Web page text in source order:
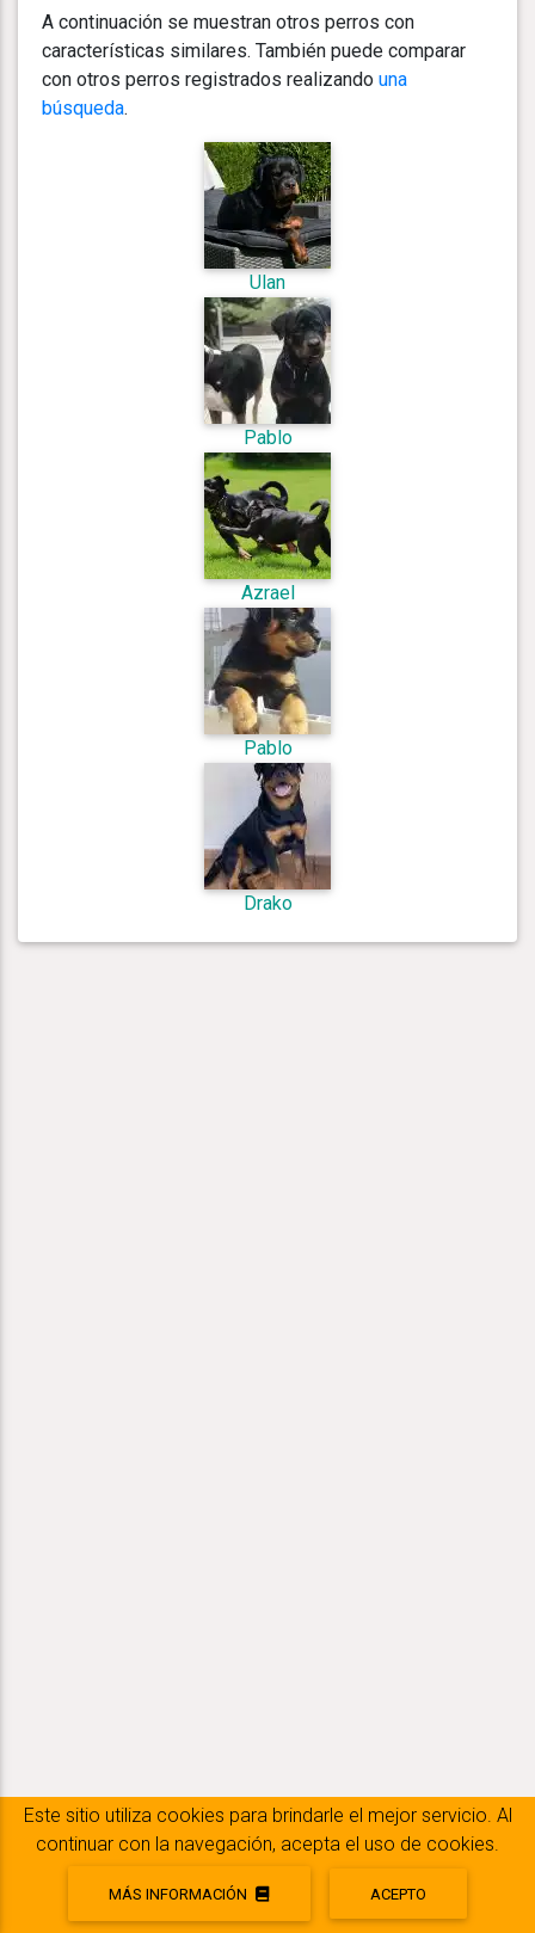
A continuación se muestran otros perros con
características similares. También puede comparar
con otros perros registrados realizando una
búsqueda.
Ulan
Pablo
Azrael
Pablo
Drako
Este sitio utiliza cookies para brindarle el mejor servicio. Al
continuar con la navegación, acepta el uso de cookies.
MÁS INFORMACIÓN ACEPTO